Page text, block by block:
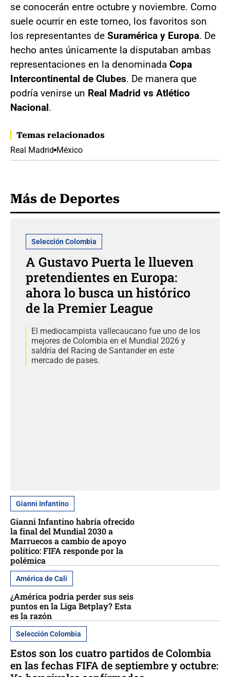
se conocerán entre octubre y noviembre. Como
suele ocurrir en este torneo, los favoritos son
los representantes de Suramérica y Europa. De
hecho antes únicamente la disputaban ambas
representaciones en la denominada Copa
Intercontinental de Clubes. De manera que
podría venirse un Real Madrid vs Atlético
Nacional.
Temas relacionados
Real Madrid México
Más de Deportes
Selección Colombia
A Gustavo Puerta le llueven
pretendientes en Europa:
ahora lo busca un histórico
de la Premier League
El mediocampista vallecaucano fue uno de los
mejores de Colombia en el Mundial 2026 y
saldría del Racing de Santander en este
mercado de pases.
Gianni Infantino
Gianni Infantino habría ofrecido
la final del Mundial 2030 a
Marruecos a cambio de apoyo
político: FIFA responde por la
polémica
América de Cali
¿América podría perder sus seis
puntos en la Liga Betplay? Esta
es la razón
Selección Colombia
Estos son los cuatro partidos de Colombia
en las fechas FIFA de septiembre y octubre: